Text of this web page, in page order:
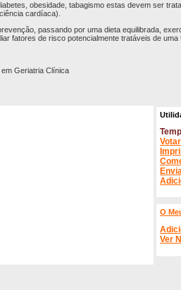
obesidade, tabagismo estas devem ser
cardíaca).
passando por uma dieta equilibrada,
fatores de risco potencialmente tratáveis de uma
Geriatria Clínica
Votar
O
Ver